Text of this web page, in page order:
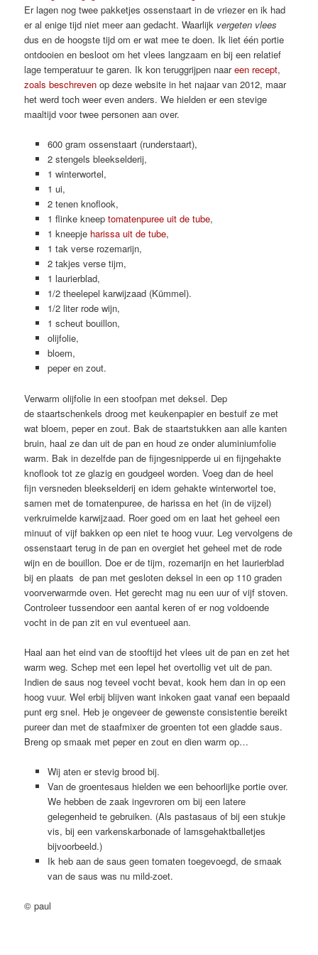
Er lagen nog twee pakketjes ossenstaart in de vriezer en ik had
er al enige tijd niet meer aan gedacht. Waarlijk vergeten vlees
dus en de hoogste tijd om er wat mee te doen. Ik liet één portie
ontdooien en besloot om het vlees langzaam en bij een relatief
lage temperatuur te garen. Ik kon teruggrijpen naareen recept,
zoals beschreven op deze website in het najaar van 2012, maar
het werd toch weer even anders. We hielden er een stevige
maaltijd voor twee personen aan over.
600 gram ossenstaart (runderstaart),
2 stengels bleekselderij,
1 winterwortel,
1 ui,
2 tenen knoflook,
1 flinke kneep tomatenpuree uit de tube,
1 kneepje harissa uit de tube,
1 tak verse rozemarijn,
2 takjes verse tijm,
1 laurierblad,
1/2 theelepel karwijzaad (Kümmel).
1/2 liter rode wijn,
1 scheut bouillon,
olijfolie,
bloem,
peper en zout.
Verwarm olijfolie in een stoofpan met deksel. Dep
de staartschenkels droog met keukenpapier en bestuif ze met
wat bloem, peper en zout. Bak de staartstukken aan alle kanten
bruin, haal ze dan uit de pan en houd ze onder aluminiumfolie
warm. Bak in dezelfde pan de fijngesnipperde ui en fijngehakte
knoflook tot ze glazig en goudgeel worden. Voeg dan de heel
fijn versneden bleekselderij en idem gehakte winterwortel toe,
samen met de tomatenpuree, de harissa en het (in de vijzel)
verkruimelde karwijzaad. Roer goed om en laat het geheel een
minuut of vijf bakken op een niet te hoog vuur. Leg vervolgens de
ossenstaart terug in de pan en overgiet het geheel met de rode
wijn en de bouillon. Doe er de tijm, rozemarijn en het laurierblad
bij en plaats de pan met gesloten deksel in een op 110 graden
voorverwarmde oven. Het gerecht mag nu een uur of vijf stoven.
Controleer tussendoor een aantal keren of er nog voldoende
vocht in de pan zit en vul eventueel aan.
Haal aan het eind van de stooftijd het vlees uit de pan en zet het
warm weg. Schep met een lepel het overtollig vet uit de pan.
Indien de saus nog teveel vocht bevat, kook hem dan in op een
hoog vuur. Wel erbij blijven want inkoken gaat vanaf een bepaald
punt erg snel. Heb je ongeveer de gewenste consistentie bereikt
pureer dan met de staafmixer de groenten tot een gladde saus.
Breng op smaak met peper en zout en dien warm op…
Wij aten er stevig brood bij.
Van de groentesaus hielden we een behoorlijke portie over.
We hebben de zaak ingevroren om bij een latere
gelegenheid te gebruiken. (Als pastasaus of bij een stukje
vis, bij een varkenskarbonade of lamsgehaktballetjes
bijvoorbeeld.)
Ik heb aan de saus geen tomaten toegevoegd, de smaak
van de saus was nu mild-zoet.
© paul